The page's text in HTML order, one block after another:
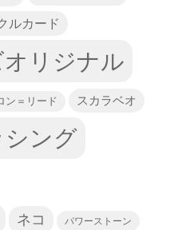
ルカード
リジナル
ン＝リード スカラベオ
ング
ネコ パワーストーン